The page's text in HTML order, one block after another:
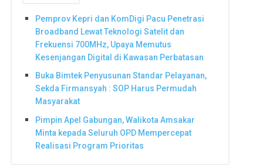
Pemprov Kepri dan KomDigi Pacu Penetrasi
Broadband Lewat Teknologi Satelit dan
Frekuensi 700MHz, Upaya Memutus
Kesenjangan Digital di Kawasan Perbatasan
Buka Bimtek Penyusunan Standar Pelayanan,
Sekda Firmansyah : SOP Harus Permudah
Masyarakat
Pimpin Apel Gabungan, Walikota Amsakar
Minta kepada Seluruh OPD Mempercepat
Realisasi Program Prioritas